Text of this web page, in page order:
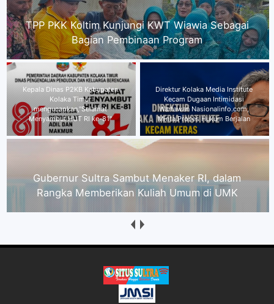
Kepala Dinas P2KB Kabupaten Kolaka Timur
mengucapkan,"Selamat Menyambut HUT RI ke-
81"
Direktur Kolaka Media Institute
Kecam Dugaan Intimidasi
Wartawan Nasionalinfo.com,
Minta Proses Hukum Berjalan
Gubernur Sultra Sambut Menaker
RI, dalam Rangka Memberikan
Kuliah Umum di UMK
Praktisi Hukum Andri : Jika Ancaman dan
Intimidasi CEO PT JNP Terbukti, Terancam
Penjara 4 Tahun